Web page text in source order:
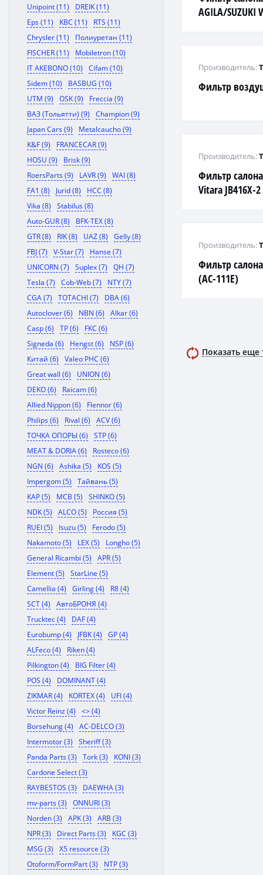
Unipoint (11)
DREIK (11)
Eps (11)
KBC (11)
RTS (11)
Chrysler (11)
Полиуретан (11)
FISCHER (11)
Mobiletron (10)
IT AKEBONO (10)
Cifam (10)
Sidem (10)
BASBUG (10)
UTM (9)
OSK (9)
Freccia (9)
ВАЗ (Тольятти) (9)
Champion (9)
Japan Cars (9)
Metalcaucho (9)
K&F (9)
FRANCECAR (9)
HOSU (9)
Brisk (9)
RoersParts (9)
LAVR (9)
WAI (8)
FA1 (8)
Jurid (8)
HCC (8)
Vika (8)
Stabilus (8)
Auto-GUR (8)
BFK-TEX (8)
GTR (8)
RIK (8) UAZ (8)
Gelly (8)
FBJ (7)
V-Star (7)
Hanse (7)
UNICORN (7)
Suplex (7)
QH (7)
Tesla (7)
Cob-Web (7)
NTY (7)
CGA (7)
TOTACHI (7)
DBA (6)
Autoclover (6)
NBN (6)
Alkar (6)
Casp (6)
TP (6)
FKC (6)
Signeda (6)
Hengst (6)
NSP (6)
Китай (6)
Valeo PHC (6)
Great wall (6)
UNION (6)
DEKO (6)
Raicam (6)
Allied Nippon (6)
Flennor (6)
Philips (6)
Rival (6)
ACV (6)
ТОЧКА ОПОРЫ (6)
STP (6)
MEAT & DORIA (6)
Rosteco (6)
NGN (6)
Ashika (5)
KOS (5)
Impergom (5)
Тайвань (5)
KAP (5)
MCB (5)
SHINKO (5)
NDK (5)
ALCO (5)
Россия (5)
RUEI (5)
Isuzu (5)
Ferodo (5)
Nakamoto (5)
LEX (5)
Longho (5)
General Ricambi (5)
APR (5)
Element (5)
StarLine (5)
Camellia (4)
Girling (4)
R8 (4)
SCT (4)
АвтоБРОНЯ (4)
Trucktec (4)
DAF (4)
Eurobump (4)
JFBK (4)
GP (4)
ALFeco (4)
Riken (4)
Pilkington (4)
BIG Filter (4)
POS (4)
DOMINANT (4)
ZIKMAR (4)
KORTEX (4)
UFI (4)
Victor Reinz (4)
<> (4)
Borsehung (4)
AC-DELCO (3)
Intermotor (3)
Sheriff (3)
Panda Parts (3)
Tork (3)
KONI (3)
Cardone Select (3)
RAYBESTOS (3)
DAEWHA (3)
mv-parts (3)
ONNURI (3)
Norden (3)
APK (3)
ARB (3)
NPR (3)
Direct Parts (3)
KGC (3)
MSG (3)
X5 resource (3)
Otoform/FormPart (3)
NTP (3)
AGILA/SUZUKI
Фильтр
Производитель:
Фильтр
Vitara JB416X-2
Производитель:
Фильтр
(AC-111E)
Производитель:
Показать еще